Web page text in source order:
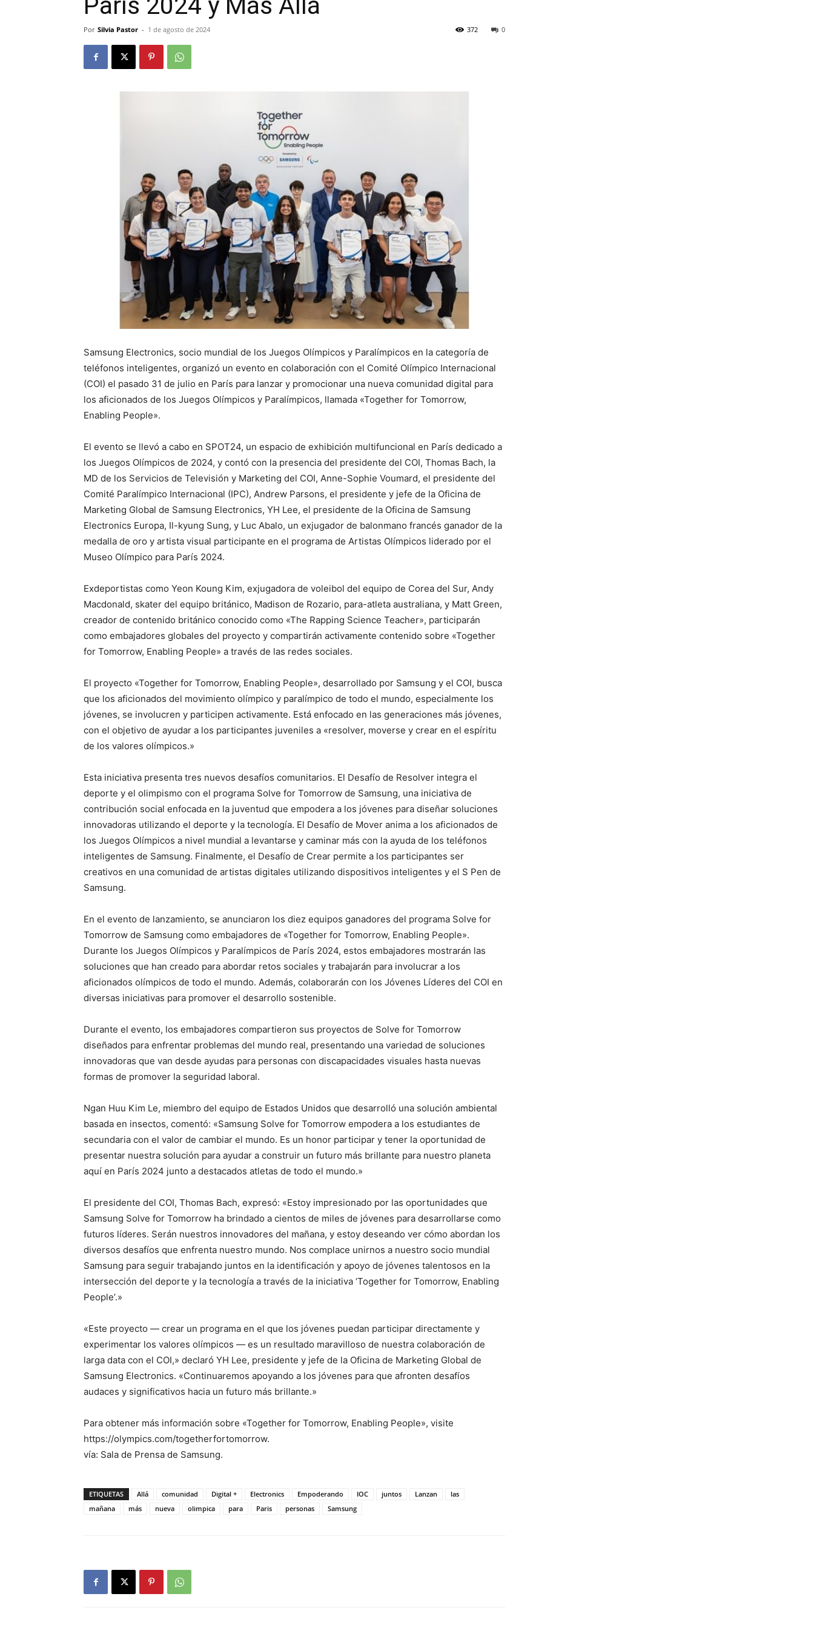
Por Silvia Pastor - 1 de agosto de 2024 0
372
Samsung Electronics, socio mundial de los Juegos Olímpicos y Paralímpicos en la categoría de
teléfonos inteligentes, organizó un evento en colaboración con el Comité Olímpico Internacional
(COI) el pasado 31 de julio en París para lanzar y promocionar una nueva comunidad digital para
los aficionados de los Juegos Olímpicos y Paralímpicos, llamada «Together for Tomorrow,
Enabling People».
El evento se llevó a cabo en SPOT24, un espacio de exhibición multifuncional en París dedicado a
los Juegos Olímpicos de 2024, y contó con la presencia del presidente del COI, Thomas Bach, la
MD de los Servicios de Televisión y Marketing del COI, Anne-Sophie Voumard, el presidente del
Comité Paralímpico Internacional (IPC), Andrew Parsons, el presidente y jefe de la Oficina de
Marketing Global de Samsung Electronics, YH Lee, el presidente de la Oficina de Samsung
Electronics Europa, Il-kyung Sung, y Luc Abalo, un exjugador de balonmano francés ganador de la
medalla de oro y artista visual participante en el programa de Artistas Olímpicos liderado por el
Museo Olímpico para París 2024.
Exdeportistas como Yeon Koung Kim, exjugadora de voleibol del equipo de Corea del Sur, Andy
Macdonald, skater del equipo británico, Madison de Rozario, para-atleta australiana, y Matt Green,
creador de contenido británico conocido como «The Rapping Science Teacher», participarán
como embajadores globales del proyecto y compartirán activamente contenido sobre «Together
for Tomorrow, Enabling People» a través de las redes sociales.
El proyecto «Together for Tomorrow, Enabling People», desarrollado por Samsung y el COI, busca
que los aficionados del movimiento olímpico y paralímpico de todo el mundo, especialmente los
jóvenes, se involucren y participen activamente. Está enfocado en las generaciones más jóvenes,
con el objetivo de ayudar a los participantes juveniles a «resolver, moverse y crear en el espíritu
de los valores olímpicos.»
Esta iniciativa presenta tres nuevos desafíos comunitarios. El Desafío de Resolver integra el
deporte y el olimpismo con el programa Solve for Tomorrow de Samsung, una iniciativa de
contribución social enfocada en la juventud que empodera a los jóvenes para diseñar soluciones
innovadoras utilizando el deporte y la tecnología. El Desafío de Mover anima a los aficionados de
los Juegos Olímpicos a nivel mundial a levantarse y caminar más con la ayuda de los teléfonos
inteligentes de Samsung. Finalmente, el Desafío de Crear permite a los participantes ser
creativos en una comunidad de artistas digitales utilizando dispositivos inteligentes y el S Pen de
Samsung.
En el evento de lanzamiento, se anunciaron los diez equipos ganadores del programa Solve for
Tomorrow de Samsung como embajadores de «Together for Tomorrow, Enabling People».
Durante los Juegos Olímpicos y Paralímpicos de París 2024, estos embajadores mostrarán las
soluciones que han creado para abordar retos sociales y trabajarán para involucrar a los
aficionados olímpicos de todo el mundo. Además, colaborarán con los Jóvenes Líderes del COI en
diversas iniciativas para promover el desarrollo sostenible.
Durante el evento, los embajadores compartieron sus proyectos de Solve for Tomorrow
diseñados para enfrentar problemas del mundo real, presentando una variedad de soluciones
innovadoras que van desde ayudas para personas con discapacidades visuales hasta nuevas
formas de promover la seguridad laboral.
Ngan Huu Kim Le, miembro del equipo de Estados Unidos que desarrolló una solución ambiental
basada en insectos, comentó: «Samsung Solve for Tomorrow empodera a los estudiantes de
secundaria con el valor de cambiar el mundo. Es un honor participar y tener la oportunidad de
presentar nuestra solución para ayudar a construir un futuro más brillante para nuestro planeta
aquí en París 2024 junto a destacados atletas de todo el mundo.»
El presidente del COI, Thomas Bach, expresó: «Estoy impresionado por las oportunidades que
Samsung Solve for Tomorrow ha brindado a cientos de miles de jóvenes para desarrollarse como
futuros líderes. Serán nuestros innovadores del mañana, y estoy deseando ver cómo abordan los
diversos desafíos que enfrenta nuestro mundo. Nos complace unirnos a nuestro socio mundial
Samsung para seguir trabajando juntos en la identificación y apoyo de jóvenes talentosos en la
intersección del deporte y la tecnología a través de la iniciativa ‘Together for Tomorrow, Enabling
People’.»
«Este proyecto — crear un programa en el que los jóvenes puedan participar directamente y
experimentar los valores olímpicos — es un resultado maravilloso de nuestra colaboración de
larga data con el COI,» declaró YH Lee, presidente y jefe de la Oficina de Marketing Global de
Samsung Electronics. «Continuaremos apoyando a los jóvenes para que afronten desafíos
audaces y significativos hacia un futuro más brillante.»
Para obtener más información sobre «Together for Tomorrow, Enabling People», visite
https://olympics.com/togetherfortomorrow.
vía: Sala de Prensa de Samsung.
ETIQUETAS Allá comunidad Digital + Electronics Empoderando IOC juntos Lanzan
las
mañana
más nueva olimpica para Paris personas Samsung